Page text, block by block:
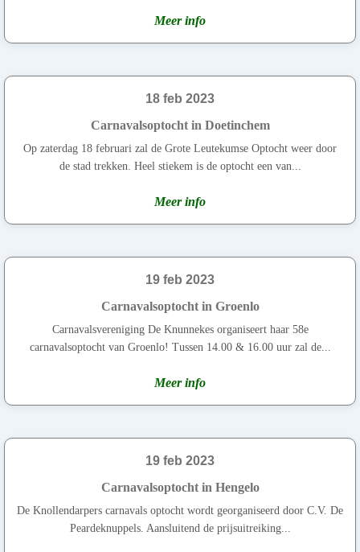
Meer info
18 feb 2023
Carnavalsoptocht in Doetinchem
Op zaterdag 18 februari zal de Grote Leutekumse Optocht weer door
de stad trekken. Heel stiekem is de optocht een van...
Meer info
19 feb 2023
Carnavalsoptocht in Groenlo
Carnavalsvereniging De Knunnekes organiseert haar 58e
carnavalsoptocht van Groenlo! Tussen 14.00 & 16.00 uur zal de...
Meer info
19 feb 2023
Carnavalsoptocht in Hengelo
De Knollendarpers carnavals optocht wordt georganiseerd door C.V. De
Peardeknuppels. Aansluitend de prijsuitreiking...